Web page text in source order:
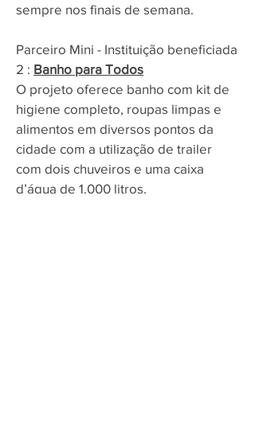
sempre nos finais de semana.
Parceiro Mini - Instituição beneficiada
2 : Banho para Todos
O projeto oferece banho com kit de
higiene completo, roupas limpas e
alimentos em diversos pontos da
cidade com a utilização de trailer
com dois chuveiros e uma caixa
d’água de 1.000 litros.